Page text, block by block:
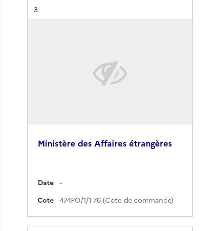
Résultat n°
3
Ministère des Affaires étrangères
Date
-
Cote
474PO/1/1-76 (Cote de commande)